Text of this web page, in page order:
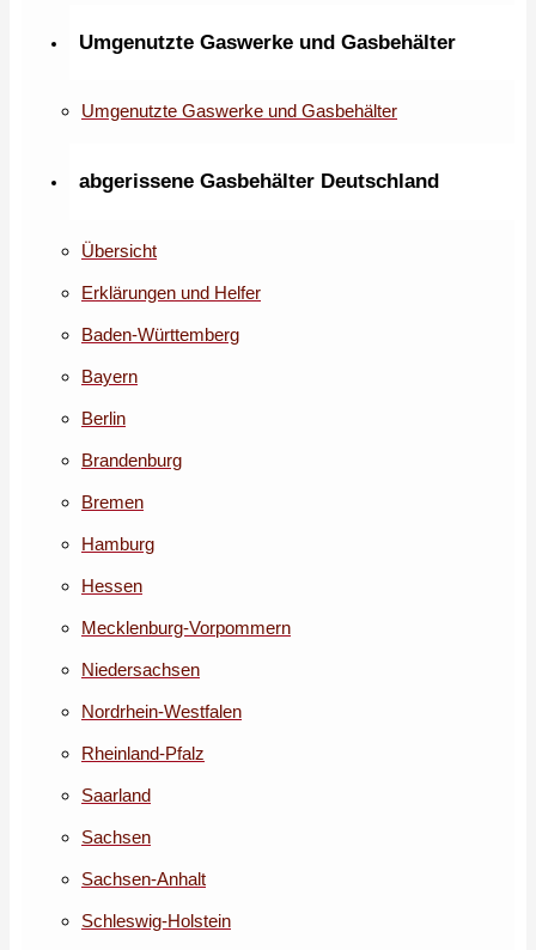
Umgenutzte Gaswerke und Gasbehälter
Umgenutzte Gaswerke und Gasbehälter
abgerissene Gasbehälter Deutschland
Übersicht
Erklärungen und Helfer
Baden-Württemberg
Bayern
Berlin
Brandenburg
Bremen
Hamburg
Hessen
Mecklenburg-Vorpommern
Niedersachsen
Nordrhein-Westfalen
Rheinland-Pfalz
Saarland
Sachsen
Sachsen-Anhalt
Schleswig-Holstein